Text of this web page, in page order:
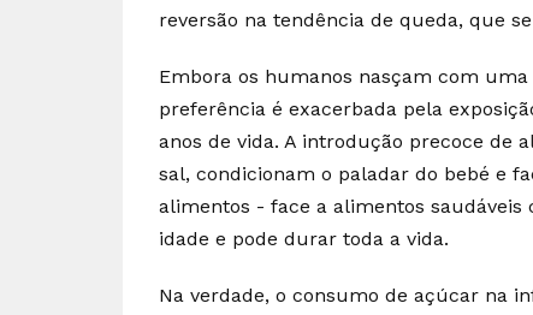
reversão na tendência de queda, que
Embora os humanos nasçam com
preferência é exacerbada pela
anos de vida. A introdução precoce de
sal, condicionam o paladar do bebé e
alimentos - face a alimentos
idade e pode durar toda a vida.
Na verdade, o consumo de açúcar na